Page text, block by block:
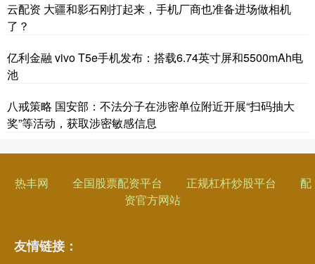
云配资 大疆和影石刚打起来，手机厂商也准备进场做相机
了？
亿利金融 vivo T5e手机发布：搭载6.74英寸屏和5500mAh电
池
八戒策略 国安部：不法分子在涉密单位附近开展“扫码抽大
奖”等活动，获取涉密敏感信息
热丰网 全国股票配资平台 正规杠杆炒股平台
配
资官方网站
友情链接：